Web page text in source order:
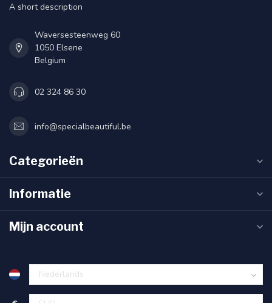
A short description
Waversesteenweg 60
1050 Elsene
Belgium
02 324 86 30
info@specialbeautiful.be
Categorieën
Informatie
Mijn account